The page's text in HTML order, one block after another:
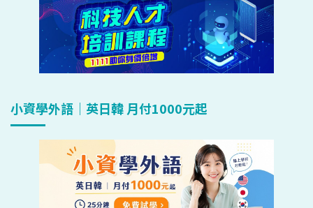
小資學外語｜英日韓 月付1000元起